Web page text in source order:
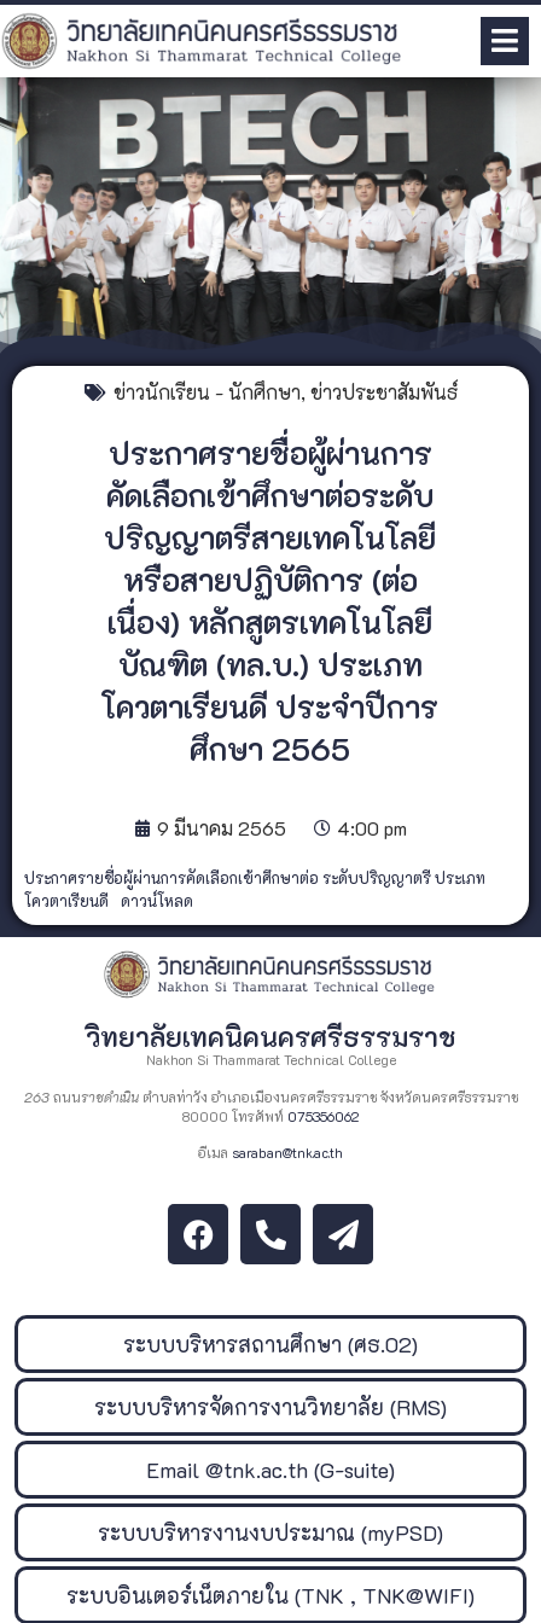
ข่าวนักเรียน - นักศึกษา, ข่าวประชาสัมพันธ์
ประกาศรายชื่อผู้ผ่านการ
คัดเลือกเข้าศึกษาต่อระดับ
ปริญญาตรีสายเทคโนโลยี
หรือสายปฏิบัติการ (ต่อ
เนื่อง) หลักสูตรเทคโนโลยี
บัณฑิต (ทล.บ.) ประเภท
โควตาเรียนดี ประจำปีการ
ศึกษา 2565
9 มีนาคม 2565 4:00 pm
ประกาศรายชื่อผู้ผ่านการคัดเลือกเข้าศึกษาต่อ ระดับปริญญาตรี ประเภท
โควตาเรียนดี
ดาวน์โหลด
วิทยาลัยเทคนิคนครศรีธรรมราช
Nakhon Si Thammarat Technical College
263ถนนราชดำเนินตำบลท่าวัง อำเภอเมืองนครศรีธรรมราช จังหวัดนครศรีธรรมราช
80000 โทรศัพท์ 075356062
อีเมล saraban@tnk.ac.th
ระบบบริหารสถานศึกษา (ศธ.02)
ระบบบริหารจัดการงานวิทยาลัย (RMS)
Email @tnk.ac.th (G-suite)
ระบบบริหารงานงบประมาณ (myPSD)
ระบบอินเตอร์เน็ตภายใน (TNK , TNK@WIFI)